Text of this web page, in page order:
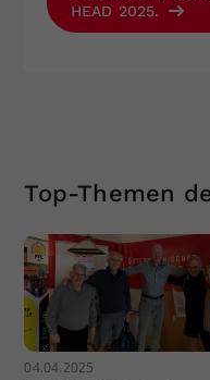
HEAD 2025.
Top-Themen
04.04.2025